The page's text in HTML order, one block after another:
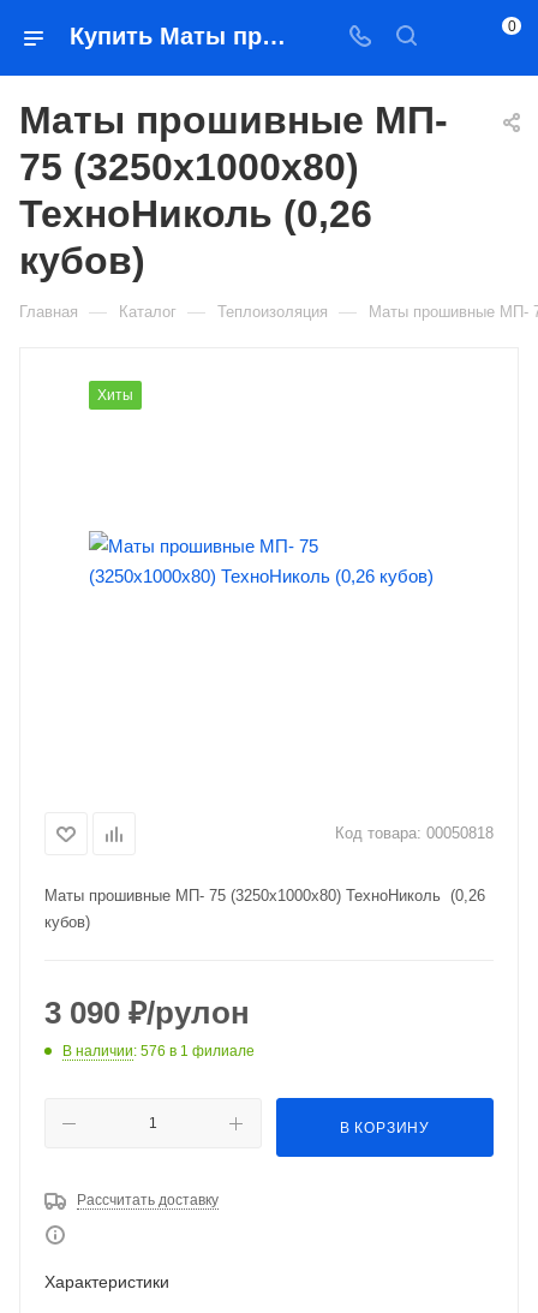
Купить Маты прошивные МП- 75 (3250х1000х80) ТехноНиколь (0,26 кубов) в Якутске — цена, характеристики, подбор | Востоктехторг 0
Маты прошивные МП-
75 (3250х1000х80)
ТехноНиколь (0,26
кубов)
Главная — Каталог — Теплоизоляция — Маты прошивные МП-
Хиты
Код товара: 00050818
Маты прошивные МП- 75 (3250х1000х80) ТехноНиколь (0,26
кубов)
3 090 ₽/рулон
В наличии: 576 в 1 филиале
В КОРЗИНУ
Рассчитать доставку
Характеристики